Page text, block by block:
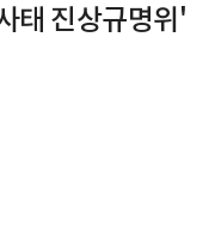
태 진상규명위'